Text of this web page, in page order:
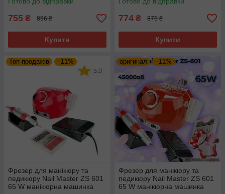
манікюру ORI GINAL
755 ₴ 856 ₴
Купити
манікюру ORI GINAL
774 ₴ 875 ₴
Купити
Топ продажів –11%
Фрезер для манікюру та
педикюру Nail Master ZS 601
65 W манікюрна машинка
оригинал –11%
Фрезер для манікюру та
педикюру Nail Master ZS 601
65 W манікюрна машинка